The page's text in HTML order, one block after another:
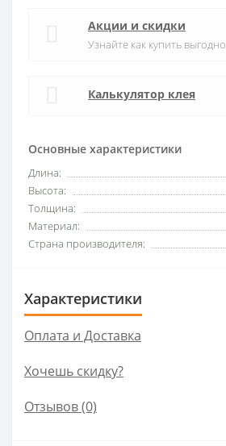
Основные характеристики
Длина:
Высота:
Толщина:
Материал:
Страна производителя:
Акции и скидки
Узнайте как купить выгодно
Калькулятор клея
Характеристики
Оплата и Доставка
Хочешь скидку?
Отзывов (0)